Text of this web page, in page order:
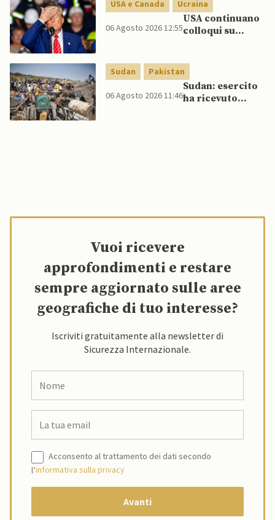
USA e Canada Ucraina
06 Agosto 2026 12:55
USA continuano
colloqui su
Patriot in
Ucraina,
nonostante
dubbi di Trump,
Sudan Pakistan
06 Agosto 2026 11:46
Sudan: esercito
ha ricevuto
Vuoi ricevere
approfondimenti e restare
sempre aggiornato sulle aree
geografiche di tuo interesse?
Iscriviti gratuitamente alla newsletter di
Sicurezza Internazionale.
Acconsento al trattamento dei dati secondo
l’informativa sulla privacy